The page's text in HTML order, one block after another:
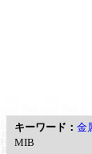
キーワード： 金
MIB